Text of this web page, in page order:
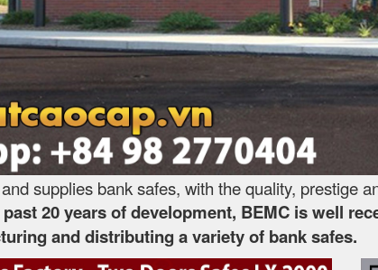
supplies bank safes, with the quality, prestige
20 years of development, BEMC is well
and distributing a variety of bank safes.